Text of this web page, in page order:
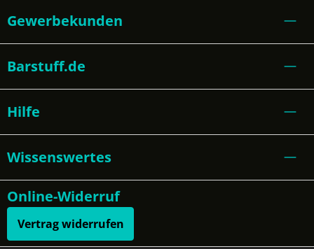
Gewerbekunden
Barstuff.de
Hilfe
Wissenswertes
Online-Widerruf
Vertrag widerrufen